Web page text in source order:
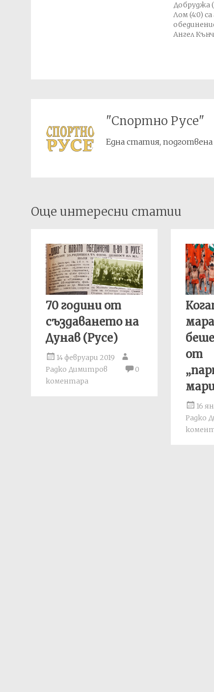
Добруджа
Лом (4:0)
Ангел
"Спортно Русе"
Една статия,
Post
navigation
Още интересни статии
70 години от
създаването на
Дунав (Русе)
14 февруари 2019
Радко Димитров
0
коментара
от
16
Радко